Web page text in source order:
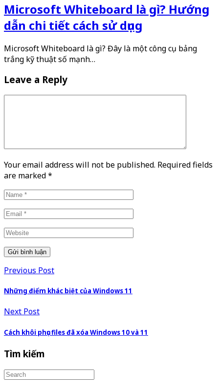
Microsoft Whiteboard là gì? Hướng
dẫn chi tiết cách sử dụng
Microsoft Whiteboard là gì? Đây là một công cụ bảng
trắng kỹ thuật số mạnh…
Leave a Reply
Your email address will not be published. Required fields
are marked*
Previous Post
Những điểm khác biệt của Windows 11
Next Post
Cách khôi phục files đã xóa Windows 10 và 11
Tìm kiếm